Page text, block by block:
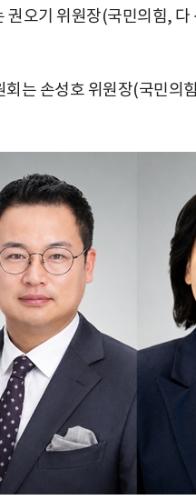
권오기 위원장(국민의힘,
는 손성호 위원장(국민의